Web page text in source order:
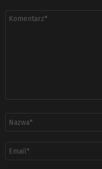
Komentarz
email
*